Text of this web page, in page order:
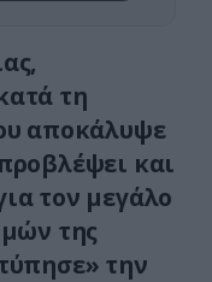
τη
αποκάλυψε
και
τον μεγάλο
της
την